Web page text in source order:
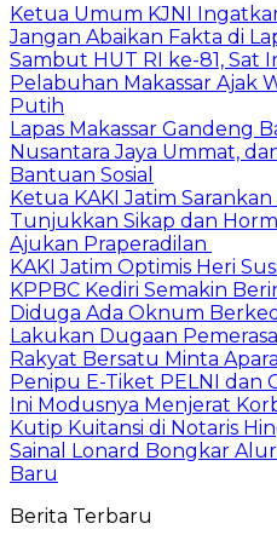
Ketua Umum KJNI
Jangan Abaikan Fakta di
Sambut HUT RI ke-81, Sat
Pelabuhan Makassar Ajak
Putih
Lapas Makassar Gandeng
Nusantara Jaya Ummat,
Bantuan Sosial
Ketua KAKI Jatim
Tunjukkan Sikap dan
Ajukan Praperadilan
KAKI Jatim Optimis Heri
KPPBC Kediri Semakin
Diduga Ada Oknum
Lakukan Dugaan
Rakyat Bersatu Minta
Penipu E-Tiket PELNI dan
Ini Modusnya Menjerat
Kutip Kuitansi di Notaris
Sainal Lonard Bongkar
Baru
Berita Terbaru